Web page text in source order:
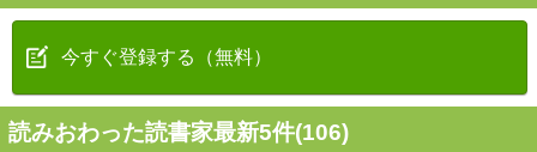
今すぐ登録する（無料）
読みおわった読書家最新5件(106)